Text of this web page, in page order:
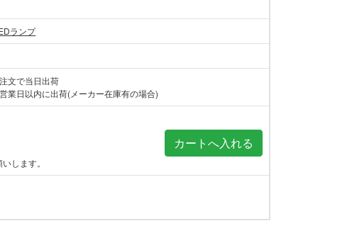
ランプ
文で当日出荷
業日以内に出荷(メーカー在庫有の場合)
します。